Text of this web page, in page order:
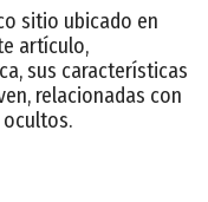
sitio ubicado en
artículo,
sus características
relacionadas con